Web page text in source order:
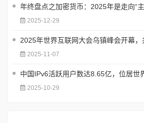
年终盘点之加密货币：2025年是走向“
2025-12-29
2025年世界互联网大会乌镇峰会开幕
2025-11-07
中国IPv6活跃用户数达8.65亿，位居世
2025-10-29